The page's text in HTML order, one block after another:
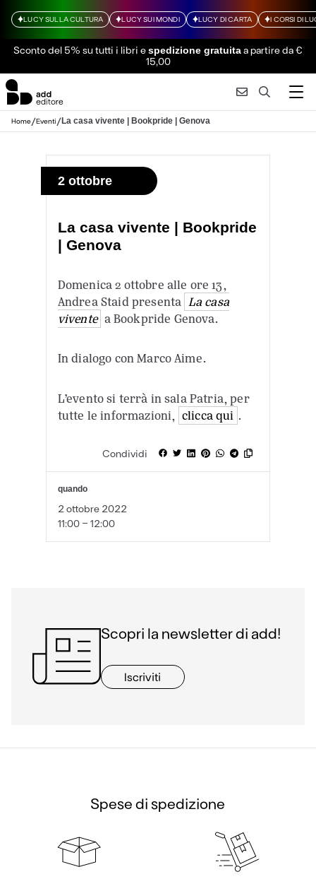
LUCY SULLA CULTURA LUCY SUI MONDI LUCY DI CARTA I CORSI DI
Sconto del 5% su tutti i libri espedizione gratuitaa partire da €
15,00
Home/Eventi/La casa vivente | Bookpride | Genova
2 ottobre
La casa vivente | Bookpride
| Genova
Domenica 2 ottobre alle ore 13,
Andrea Staid presenta La casa
vivente a Bookpride Genova.
In dialogo con Marco Aime.
L’evento si terrà in sala Patria, per
tutte le informazioni, clicca qui .
Condividi
quando
2 ottobre 2022
11:00 - 12:00
Scopri la newsletter di add!
Iscriviti
Spese di spedizione